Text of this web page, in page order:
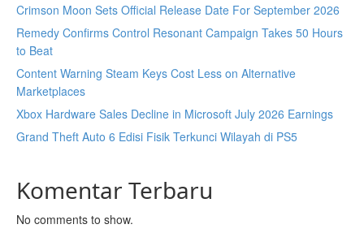
Crimson Moon Sets Official Release Date For September 2026
Remedy Confirms Control Resonant Campaign Takes 50 Hours
to Beat
Content Warning Steam Keys Cost Less on Alternative
Marketplaces
Xbox Hardware Sales Decline in Microsoft July 2026 Earnings
Grand Theft Auto 6 Edisi Fisik Terkunci Wilayah di PS5
Komentar Terbaru
No comments to show.